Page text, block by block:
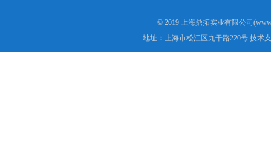
© 2019 上海鼎拓实业有限公司
地址：上海市松江区九干路220号 技术